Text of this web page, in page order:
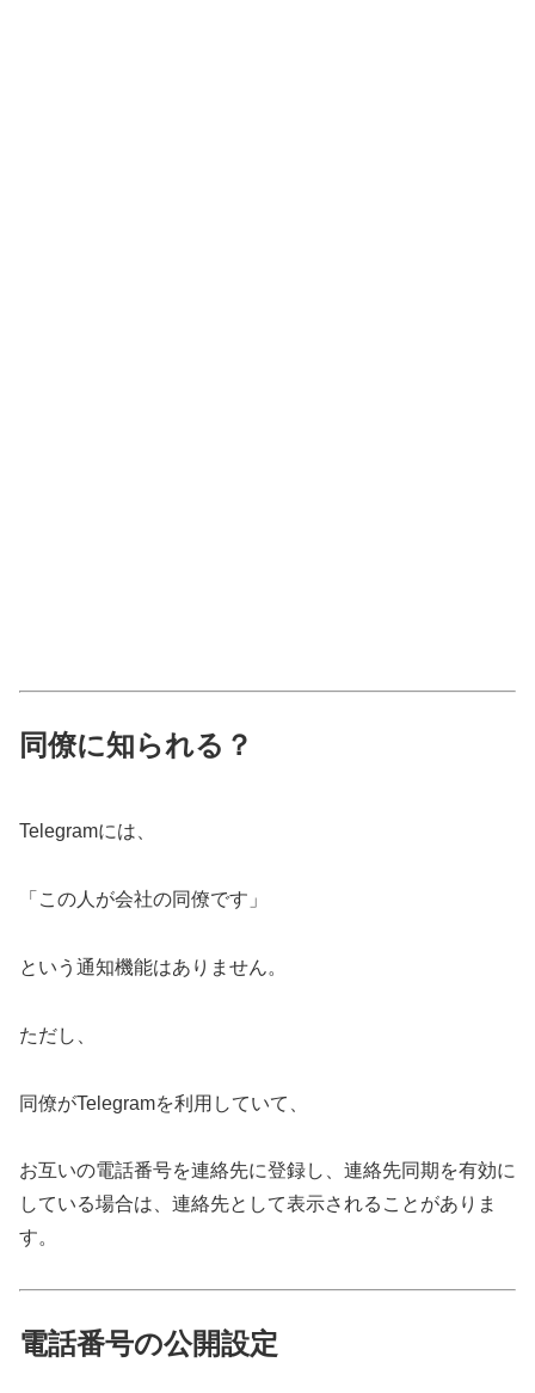
同僚に知られる？
Telegramには、
「この人が会社の同僚です」
という通知機能はありません。
ただし、
同僚がTelegramを利用していて、
お互いの電話番号を連絡先に登録し、連絡先同期を有効に
している場合は、連絡先として表示されることがありま
す。
電話番号の公開設定